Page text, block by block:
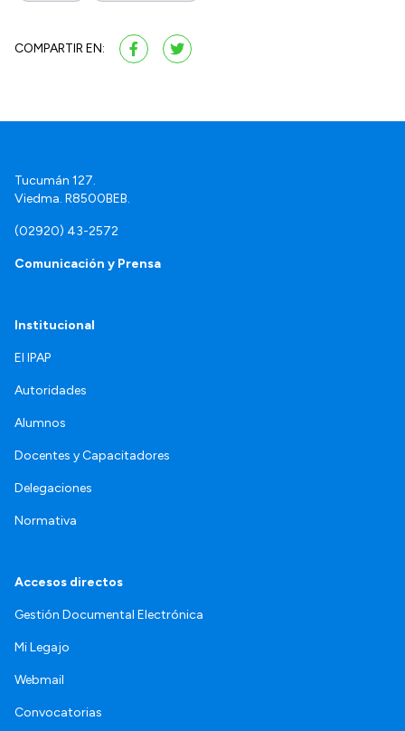
COMPARTIR EN:
Tucumán 127.
Viedma. R8500BEB.
(02920) 43-2572
Comunicación y Prensa
Institucional
El IPAP
Autoridades
Alumnos
Docentes y Capacitadores
Delegaciones
Normativa
Accesos directos
Gestión Documental Electrónica
Mi Legajo
Webmail
Convocatorias